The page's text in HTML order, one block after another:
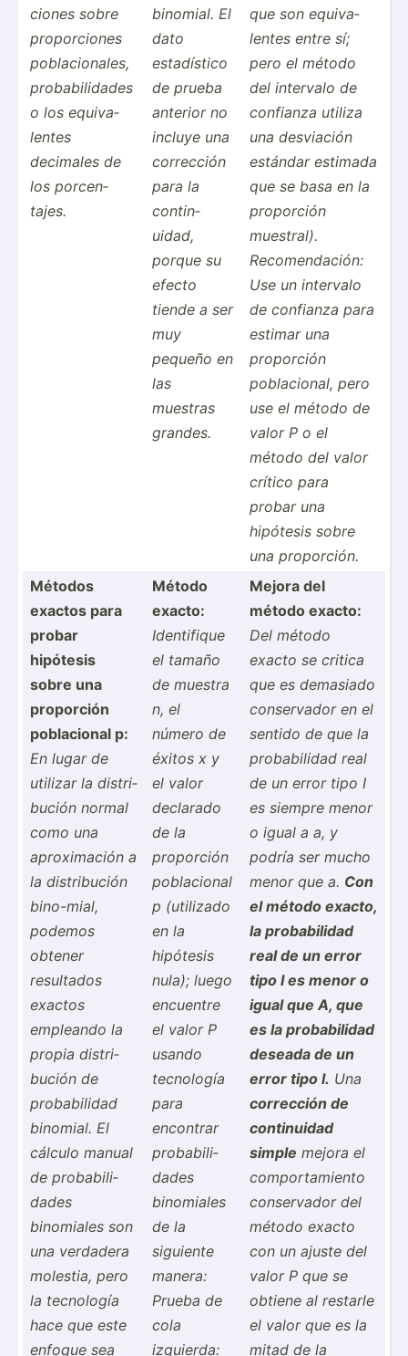
ciones sobre
propor­ciones
poblac­ion­ales,
probab­ili­dades
o los equiva­
lentes
decimales de
los porcen­
tajes.
binomial. El
dato
estadí­stico
de prueba
anterior no
incluye una
corrección
para la
contin­
uidad,
porque su
efecto
tiende a ser
muy
pequeño en
las
muestras
grandes.
que son equiva­
lentes entre sí;
pero el método
del intervalo de
confianza utiliza
una desviación
estándar estimada
que se basa en la
proporción
muestral).
Recome­nda­ción:
Use un intervalo
de confianza para
estimar una
proporción
poblac­ional, pero
use el método de
valor P o el
método del valor
crítico para
probar una
hipótesis sobre
una propor­ción.
Métodos
exactos para
probar
hipótesis
sobre una
proporción
poblac­ional p:
En lugar de
utilizar la distri­
bución normal
como una
aproxi­mación a
la distri­bución
bino-mial,
podemos
obtener
resultados
exactos
empleando la
propia distri­
bución de
probab­ilidad
binomial. El
cálculo manual
de probab­ili­
dades
binomiales son
una verdadera
molestia, pero
la tecnología
hace que este
enfoque sea
Método
exacto:
Identi­fique
el tamaño
de muestra
n, el
número de
éxitos x y
el valor
declarado
de la
proporción
poblac­ional
p (utilizado
en la
hipótesis
nula); luego
encuentre
el valor P
usando
tecnología
para
encontrar
probab­ili­
dades
binomiales
de la
siguiente
manera:
Prueba de
cola
izquierda:
Mejora del
método exacto:
Del método
exacto se critica
que es demasiado
conser­vador en el
sentido de que la
probab­ilidad real
de un error tipo I
es siempre menor
o igual a a, y
podría ser mucho
menor que a. Con
el método exacto,
la probab­ilidad
real de un error
tipo I es menor o
igual que A, que
es la probab­ilidad
deseada de un
error tipo I. Una
corrección de
contin­uidad
simple mejora el
compor­tam­iento
conser­vador del
método exacto
con un ajuste del
valor P que se
obtiene al restarle
el valor que es la
mitad de la